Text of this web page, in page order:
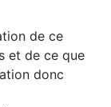
de ce
et de ce que
donc